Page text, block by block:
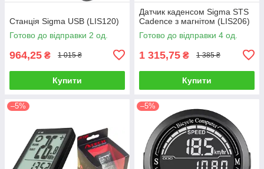
Станція Sigma USB (LIS120)
Готово до відправки 2 од.
964,25 ₴ 1 015 ₴
Купити
Датчик каденсом Sigma STS
Cadence з магнітом (LIS206)
Готово до відправки 4 од.
1 315,75 ₴ 1 385 ₴
Купити
–5% –5%